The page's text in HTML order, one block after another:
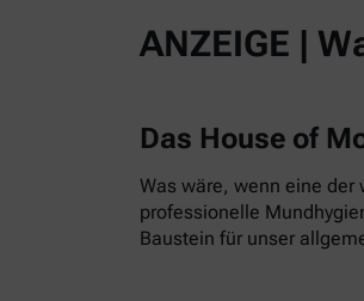
ANZEIGE |
Das House of
Was wäre, wenn eine
professionelle
Baustein für unser